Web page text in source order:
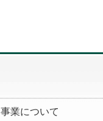
事業について